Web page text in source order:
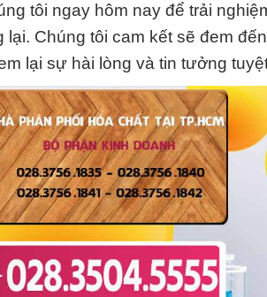
tôi ngay hôm nay để trải
lại. Chúng tôi cam kết sẽ đem
lại sự hài lòng và tin tưởng